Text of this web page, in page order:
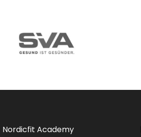
Nordicfit Academy